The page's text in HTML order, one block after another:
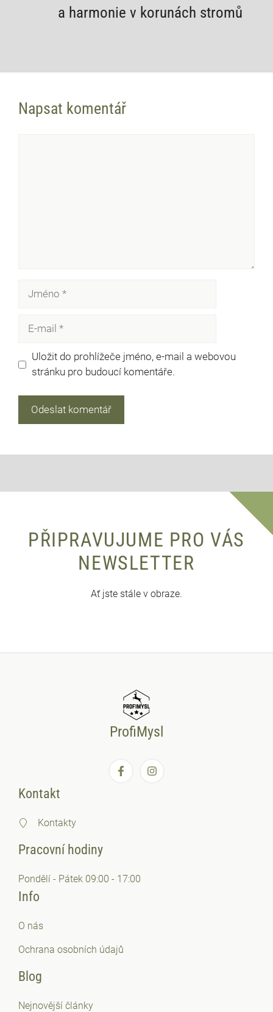
a harmonie v korunách stromů
Napsat komentář
Uložit do prohlížeče jméno, e-mail a webovou
stránku pro budoucí komentáře.
PŘIPRAVUJUME PRO VÁS
NEWSLETTER
Ať jste stále v obraze.
ProfiMysl
Kontakt
Kontakty
Pracovní hodiny
Pondělí - Pátek 09:00 - 17:00
Info
O nás
Ochrana osobních údajů
Blog
Nejnovější články